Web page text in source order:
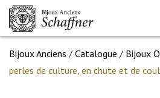
Bijoux Anciens / Catalogue / Bijoux
perles de culture, en chute et de